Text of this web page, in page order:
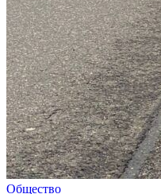
Общество